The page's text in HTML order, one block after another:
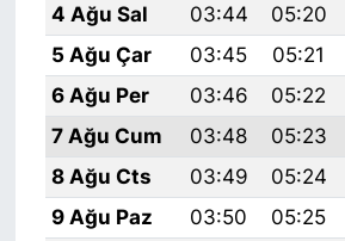
4 Ağu Sal
03:44 05:20
5 Ağu Çar
03:45 05:21
6 Ağu Per
03:46 05:22
7 Ağu Cum
03:48 05:23
8 Ağu Cts
03:49 05:24
9 Ağu Paz
03:50 05:25